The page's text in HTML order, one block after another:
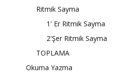
Ritmik Sayma
1' Er Ritmik Sayma
2'Şer Ritmik Sayma
TOPLAMA
Okuma Yazma